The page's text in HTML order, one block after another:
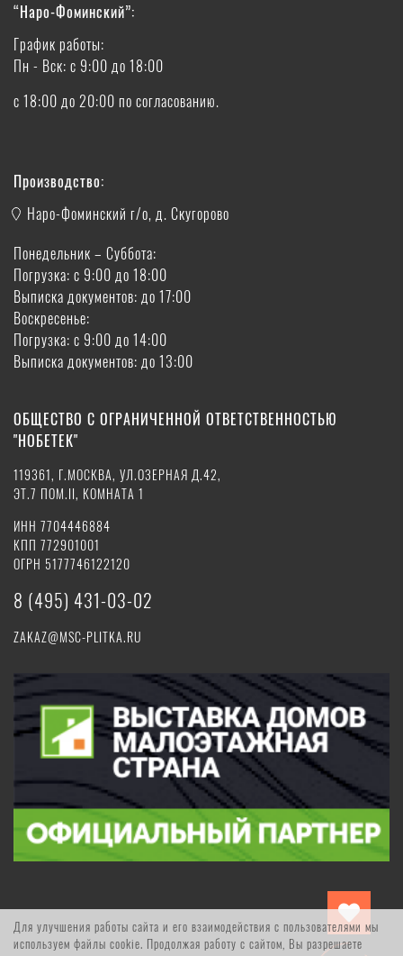
Для улучшения работы сайта и его взаимодействия с пользователями мы
используем файлы cookie. Продолжая работу с сайтом, Вы разрешаете
“Наро-Фоминский”:
График работы:
Пн - Вск: с 9:00 до 18:00
с 18:00 до 20:00 по согласованию.
Производство:
Наро-Фоминский г/о, д. Скугорово
Понедельник – Суббота:
Погрузка: с 9:00 до 18:00
Выписка документов: до 17:00
Воскресенье:
Погрузка: с 9:00 до 14:00
Выписка документов: до 13:00
ОБЩЕСТВО С ОГРАНИЧЕННОЙ ОТВЕТСТВЕННОСТЬЮ
"НОБЕТЕК"
119361, Г.МОСКВА, УЛ.ОЗЕРНАЯ Д.42,
ЭТ.7 ПОМ.II, КОМНАТА 1
ИНН 7704446884
КПП 772901001
ОГРН 5177746122120
8 (495) 431-03-02
ZAKAZ@MSC-PLITKA.RU